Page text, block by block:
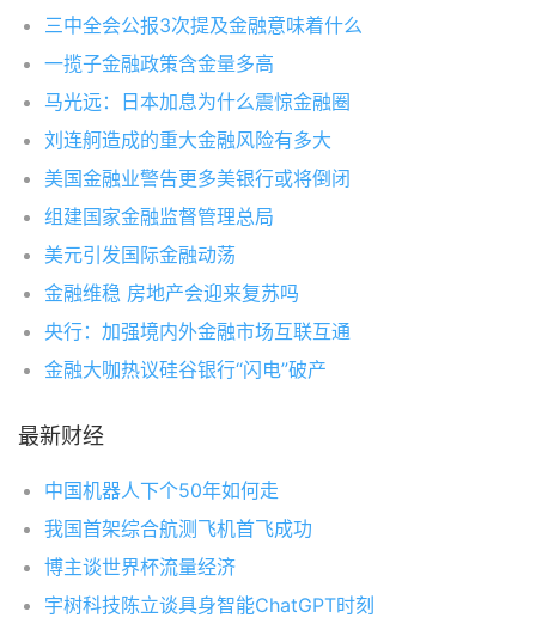
三中全会公报3次提及金融意味着什么
一揽子金融政策含金量多高
马光远：日本加息为什么震惊金融圈
刘连舸造成的重大金融风险有多大
美国金融业警告更多美银行或将倒闭
组建国家金融监督管理总局
美元引发国际金融动荡
金融维稳 房地产会迎来复苏吗
央行：加强境内外金融市场互联互通
金融大咖热议硅谷银行“闪电”破产
最新财经
中国机器人下个50年如何走
我国首架综合航测飞机首飞成功
博主谈世界杯流量经济
宇树科技陈立谈具身智能ChatGPT时刻